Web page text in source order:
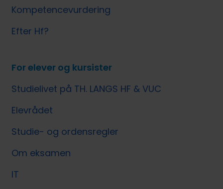
Kompetencevurdering
Efter Hf?
For elever og kursister
Studielivet på TH. LANGS HF & VUC
Elevrådet
Studie- og ordensregler
Om eksamen
IT